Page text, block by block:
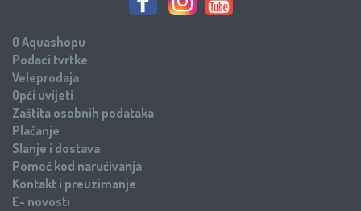
O Aquashopu
Podaci tvrtke
Veleprodaja
Opći uvijeti
Zaštita osobnih podataka
Plaćanje
Slanje i dostava
Pomoć kod narućivanja
Kontakt i preuzimanje
E- novosti